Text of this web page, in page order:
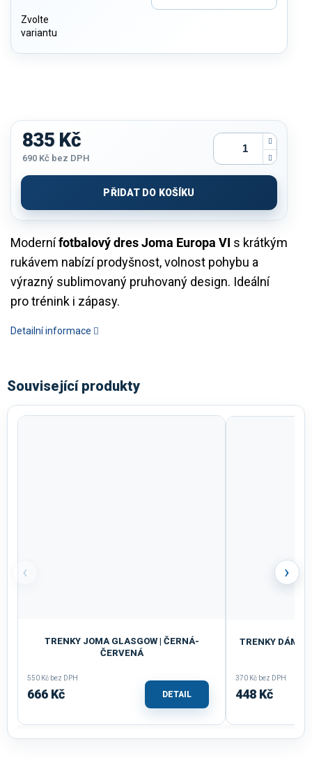
Zvolte
variantu
Modernífotbalový dres Joma Europa VI s krátkým
rukávem nabízí prodyšnost, volnost pohybu a
výrazný sublimovaný pruhovaný design. Ideální
pro trénink i zápasy.
Detailní informace
835 Kč
690 Kč bez DPH
cena:
PŘIDAT DO KOŠÍKU
Související produkty
‹
TRENKY JOMA GLASGOW | ČERNÁ-
ČERVENÁ
550 Kč bez DPH
666 Kč DETAIL
TRENKY
370 Kč bez DPH
448 Kč
›